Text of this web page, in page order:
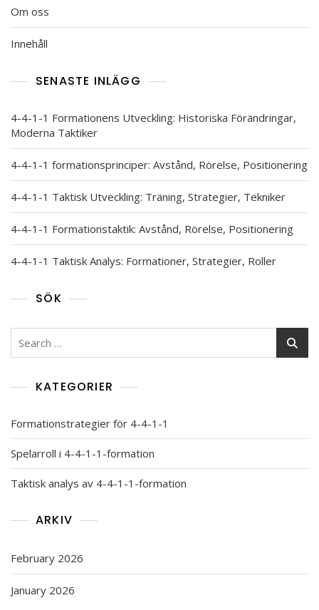
Om oss
Innehåll
SENASTE INLÄGG
4-4-1-1 Formationens Utveckling: Historiska Förändringar,
Moderna Taktiker
4-4-1-1 formationsprinciper: Avstånd, Rörelse, Positionering
4-4-1-1 Taktisk Utveckling: Träning, Strategier, Tekniker
4-4-1-1 Formationstaktik: Avstånd, Rörelse, Positionering
4-4-1-1 Taktisk Analys: Formationer, Strategier, Roller
SÖK
Search
KATEGORIER
Formationstrategier för 4-4-1-1
Spelarroll i 4-4-1-1-formation
Taktisk analys av 4-4-1-1-formation
ARKIV
February 2026
January 2026